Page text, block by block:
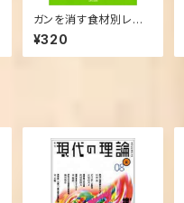
ガンを消す食材別レシ
ピ完全版 主婦と生活社
¥320